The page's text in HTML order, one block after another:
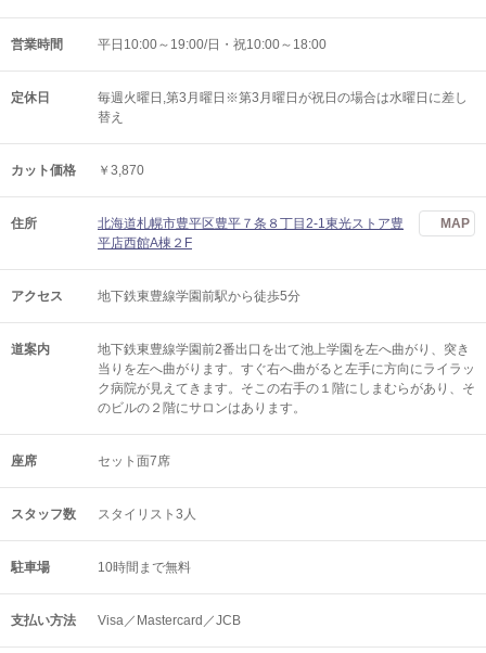
営業時間 平日10:00～19:00/日・祝10:00～18:00
定休日
毎週火曜日,第3月曜日※第3月曜日が祝日の場合は水曜日に差し
替え
カット価格 ￥3,870
住所
北海道札幌市豊平区豊平７条８丁目2-1東光ストア豊
平店西館A棟２F
MAP
アクセス 地下鉄東豊線学園前駅から徒歩5分
道案内
地下鉄東豊線学園前2番出口を出て池上学園を左へ曲がり、突き
当りを左へ曲がります。すぐ右へ曲がると左手に方向にライラッ
ク病院が見えてきます。そこの右手の１階にしまむらがあり、そ
のビルの２階にサロンはあります。
座席 セット面7席
スタッフ数 スタイリスト3人
駐車場 10時間まで無料
支払い方法 Visa／Mastercard／JCB